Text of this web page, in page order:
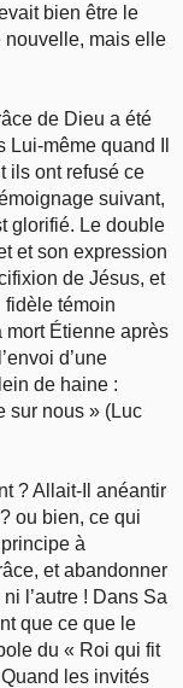
bien être le
nouvelle, mais elle
de Dieu a été
même quand Il
ils ont refusé ce
suivant,
glorifié. Le double
et son expression
de Jésus, et
fidèle témoin
mort Étienne après
d’une
de haine :
sur nous » (Luc
? Allait-Il anéantir
ou bien, ce qui
à
et abandonner
l’autre ! Dans Sa
que ce que le
du « Roi qui fit
les invités